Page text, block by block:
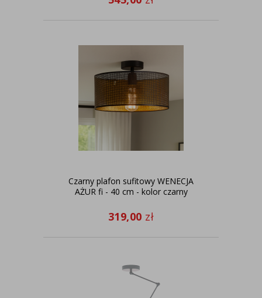
Czarny plafon sufitowy WENECJA
AŻUR fi - 40 cm - kolor czarny
319,00 zł